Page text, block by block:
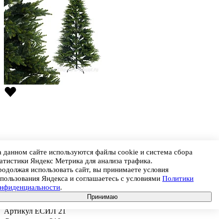
Штрихкод4620017089711
Ель искусственная с лампочками "Итальянская" (ПВХ,ПЭ),
D135xH210 см
Цена 38 671
В корзину
Артикул ЕСИЛ 21
данном сайте используются файлы cookie и система сбора
Яндекс Метрика для анализа трафика.
использовать сайт, вы принимаете условия
Яндекса и соглашаетесь с условиями Политики
.
Принимаю